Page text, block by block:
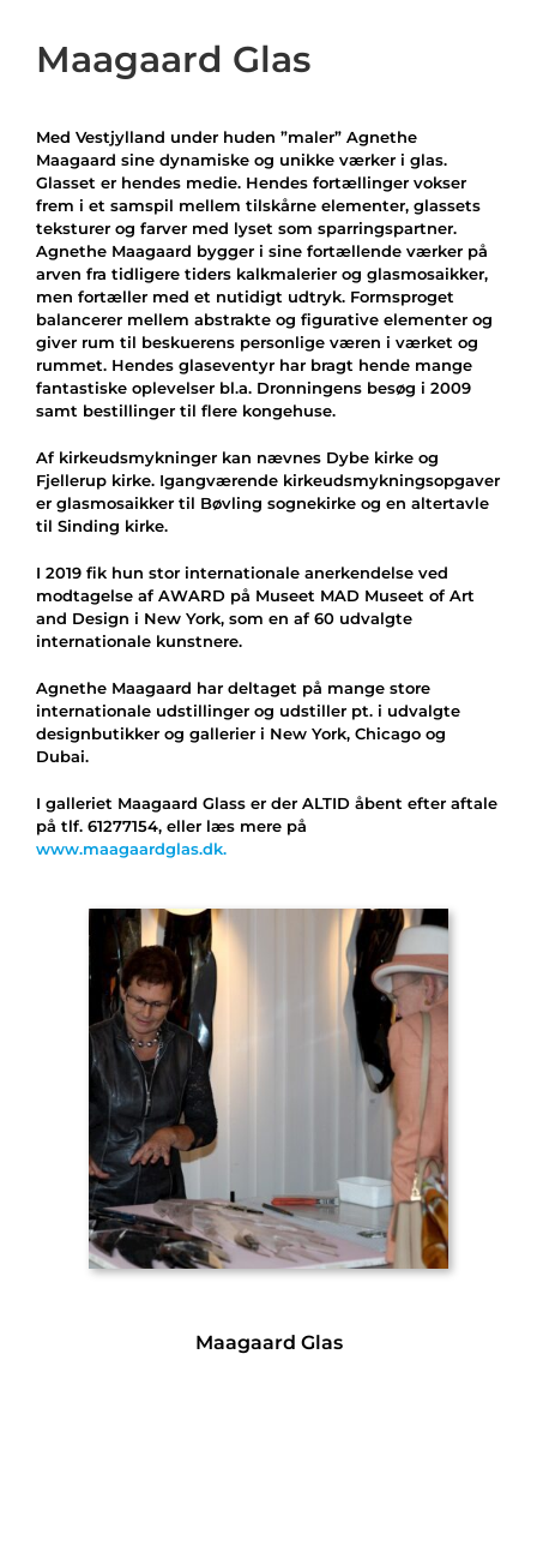
Maagaard Glas
Med Vestjylland under huden ”maler” Agnethe
Maagaard sine dynamiske og unikke værker i glas.
Glasset er hendes medie. Hendes fortællinger vokser
frem i et samspil mellem tilskårne elementer, glassets
teksturer og farver med lyset som sparringspartner.
Agnethe Maagaard bygger i sine fortællende værker på
arven fra tidligere tiders kalkmalerier og glasmosaikker,
men fortæller med et nutidigt udtryk. Formsproget
balancerer mellem abstrakte og figurative elementer og
giver rum til beskuerens personlige væren i værket og
rummet. Hendes glaseventyr har bragt hende mange
fantastiske oplevelser bl.a. Dronningens besøg i 2009
samt bestillinger til flere kongehuse.
Af kirkeudsmykninger kan nævnes Dybe kirke og
Fjellerup kirke. Igangværende kirkeudsmykningsopgaver
er glasmosaikker til Bøvling sognekirke og en altertavle
til Sinding kirke.
I 2019 fik hun stor internationale anerkendelse ved
modtagelse af AWARD på Museet MAD Museet of Art
and Design i New York, som en af 60 udvalgte
internationale kunstnere.
Agnethe Maagaard har deltaget på mange store
internationale udstillinger og udstiller pt. i udvalgte
designbutikker og gallerier i New York, Chicago og
Dubai.
I galleriet Maagaard Glass er der ALTID åbent efter aftale
på tlf. 61277154, eller læs mere på
www.maagaardglas.dk.
Maagaard Glas